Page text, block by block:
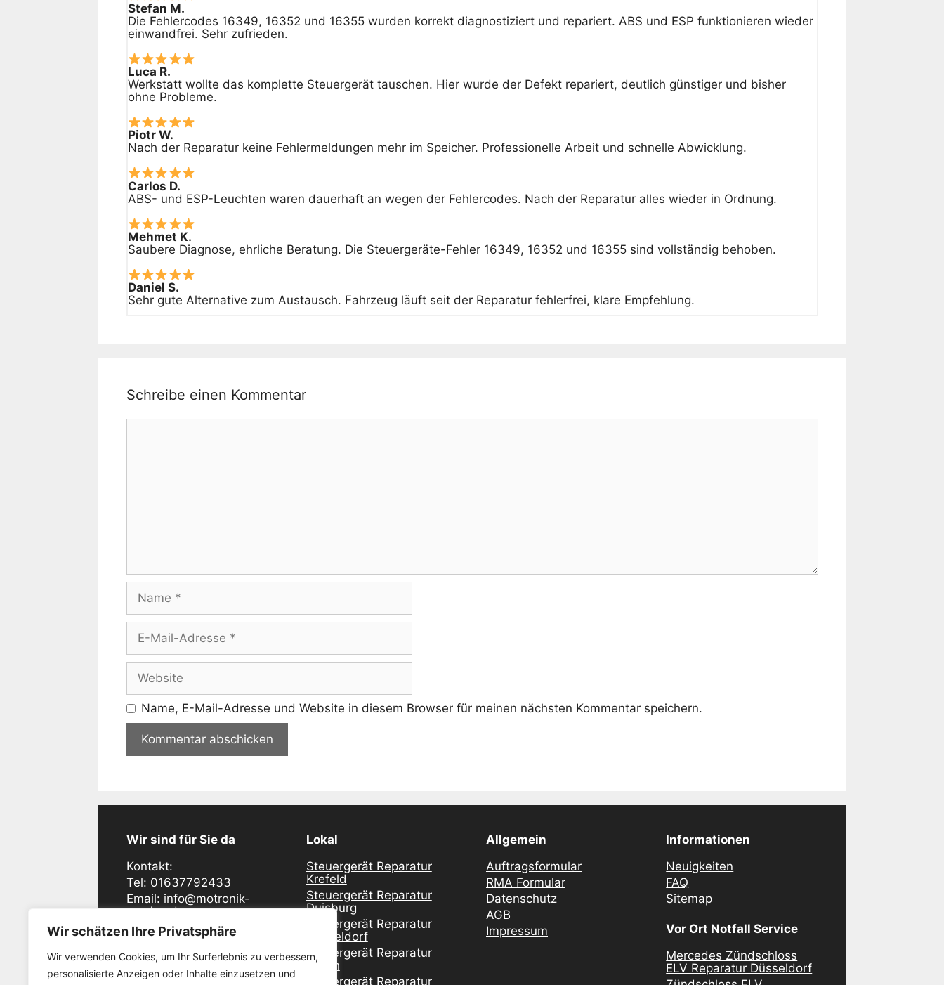
Wir schätzen Ihre Privatsphäre
Wir verwenden Cookies, um Ihr Surferlebnis zu verbessern,
personalisierte Anzeigen oder Inhalte einzusetzen und
Stefan M.
Die Fehlercodes 16349, 16352 und 16355 wurden korrekt diagnostiziert und repariert. ABS und ESP funktionieren wieder
einwandfrei. Sehr zufrieden.
Luca R.
Werkstatt wollte das komplette Steuergerät tauschen. Hier wurde der Defekt repariert, deutlich günstiger und bisher
ohne Probleme.
Piotr W.
Nach der Reparatur keine Fehlermeldungen mehr im Speicher. Professionelle Arbeit und schnelle Abwicklung.
Carlos D.
ABS- und ESP-Leuchten waren dauerhaft an wegen der Fehlercodes. Nach der Reparatur alles wieder in Ordnung.
Mehmet K.
Saubere Diagnose, ehrliche Beratung. Die Steuergeräte-Fehler 16349, 16352 und 16355 sind vollständig behoben.
Daniel S.
Sehr gute Alternative zum Austausch. Fahrzeug läuft seit der Reparatur fehlerfrei, klare Empfehlung.
Schreibe einen Kommentar
Mail-
Adresse
Name, E-Mail-Adresse und Website in diesem Browser für meinen nächsten Kommentar speichern.
Wir sind für Sie da
Kontakt:
Tel: 01637792433
Email: info@motronik-
service.de
Industriering Ost 48
47906 Kempen
Öffnunszeiten:
Lokal
Steuergerät Reparatur
Krefeld
Steuergerät Reparatur
Duisburg
Steuergerät Reparatur
Düsseldorf
Steuergerät Reparatur
Essen
Steuergerät Reparatur
Allgemein
Auftragsformular
RMA Formular
Datenschutz
AGB
Impressum
Informationen
Neuigkeiten
FAQ
Sitemap
Vor Ort Notfall Service
Mercedes Zündschloss
ELV Reparatur Düsseldorf